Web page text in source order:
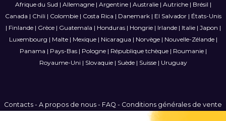
Afrique du Sud | Allemagne| Argentine| Australie| Autriche| Brésil |
Canada | Chili | Colombie| Costa Rica | Danemark| El Salvador| États-Unis
| Finlande| Grèce| Guatemala | Honduras| Hongrie| Irlande| Italie| Japon |
Luxembourg | Malte| Mexique| Nicaragua | Norvège| Nouvelle-Zélande|
Panama | Pays-Bas| Pologne| République tchèque| Roumanie|
Royaume-Uni | Slovaquie| Suède| Suisse| Uruguay
Contacts - A propos de nous - FAQ - Conditions générales de vente
Plan du site